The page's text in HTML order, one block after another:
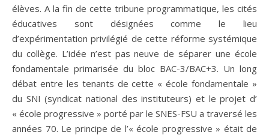
élèves. A la fin de cette tribune programmatique, les cités
éducatives sont désignées comme le lieu
d’expérimentation privilégié de cette réforme systémique
du collège. L’idée n’est pas neuve de séparer une école
fondamentale primarisée du bloc BAC-3/BAC+3. Un long
débat entre les tenants de cette « école fondamentale »
du SNI (syndicat national des instituteurs) et le projet d’
« école progressive » porté par le SNES-FSU a traversé les
années 70. Le principe de l’« école progressive » était de